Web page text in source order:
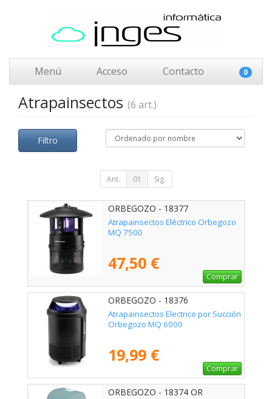
Menú Acceso Contacto 0
Atrapainsectos (6 art.)
Filtro
Ant. 01 Sig.
ORBEGOZO - 18377
Atrapainsectos Eléctrico Orbegozo
MQ 7500
47,50 €
Comprar
ORBEGOZO - 18376
Atrapainsectos Electrico por Succión
Orbegozo MQ 6000
19,99 €
Comprar
ORBEGOZO - 18374 OR